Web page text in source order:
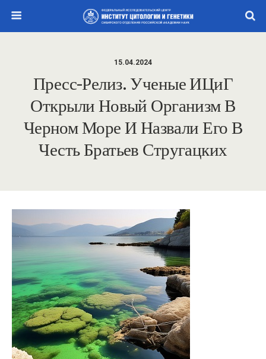
15.04.2024
Пресс-Релиз. Ученые ИЦиГ
Открыли Новый Организм В
Черном Море И Назвали Его В
Честь Братьев Стругацких